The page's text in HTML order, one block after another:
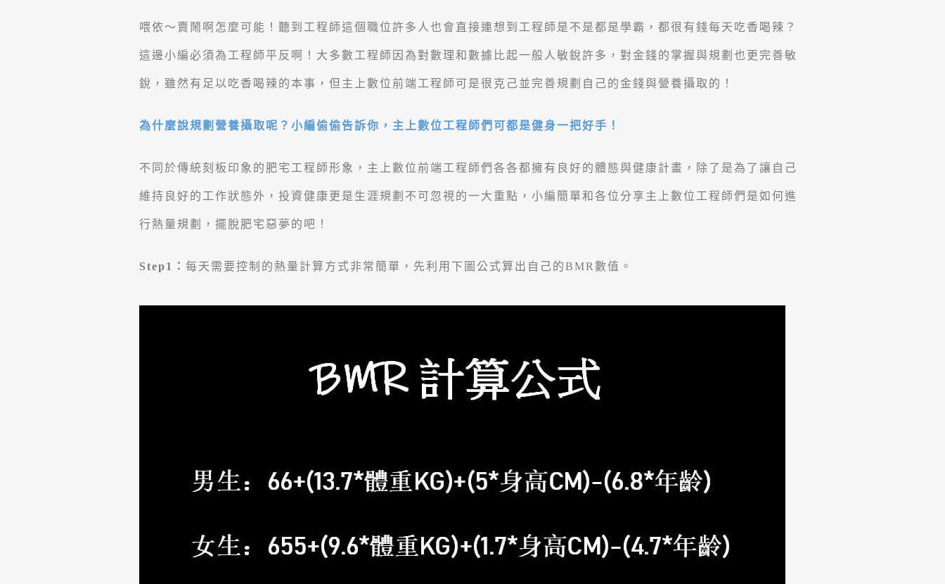
喂依～賣鬧啊怎麼可能！聽到工程師這個職位許多人也會直接連想到工程師是不是都是學霸，都很有錢每天吃香喝辣？
這邊小編必須為工程師平反啊！大多數工程師因為對數理和數據比起一般人敏銳許多，對金錢的掌握與規劃也更完善敏
銳，雖然有足以吃香喝辣的本事，但主上數位前端工程師可是很克己並完善規劃自己的金錢與營養攝取的！
為什麼說規劃營養攝取呢？小編偷偷告訴你，主上數位工程師們可都是健身一把好手！
不同於傳統刻板印象的肥宅工程師形象，主上數位前端工程師們各各都擁有良好的體態與健康計畫，除了是為了讓自己
維持良好的工作狀態外，投資健康更是生涯規劃不可忽視的一大重點，小編簡單和各位分享主上數位工程師們是如何進
行熱量規劃，擺脫肥宅惡夢的吧！
Step1： 每天需要控制的熱量計算方式非常簡單，先利用下圖公式算出自己的BMR數值。